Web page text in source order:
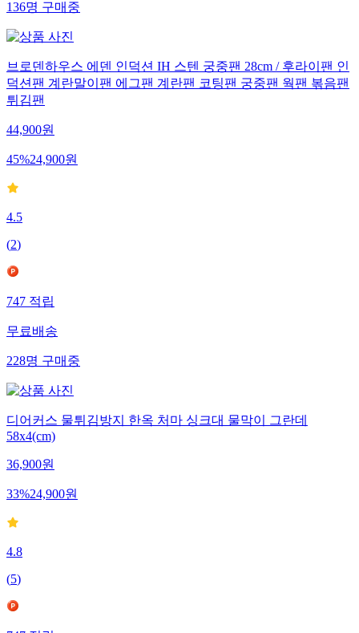
136명구매중
브로덴하우스 에덴 인덕션 IH 스텐 궁중팬 28cm / 후라이팬 인
덕션팬 계란말이팬 에그팬 계란팬 코팅팬 궁중팬 웍팬 볶음팬
튀김팬
44,900원
45%24,900원
4.5
(2)
747적립
무료배송
228명구매중
디어커스 물튀김방지 한옥 처마 싱크대 물막이 그란데
58x4(cm)
36,900원
33%24,900원
4.8
(5)